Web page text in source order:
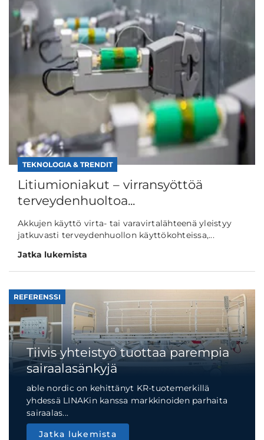
TEKNOLOGIA & TRENDIT
Litiumioniakut – virransyöttöä
terveydenhuoltoa...
Akkujen käyttö virta- tai varavirtalähteenä yleistyy
jatkuvasti terveydenhuollon käyttökohteissa,...
Jatka lukemista
REFERENSSI
Tiivis yhteistyö tuottaa parempia
sairaalasänkyjä
able nordic on kehittänyt KR-tuotemerkillä
yhdessä LINAKin kanssa markkinoiden parhaita
sairaalas...
Jatka lukemista